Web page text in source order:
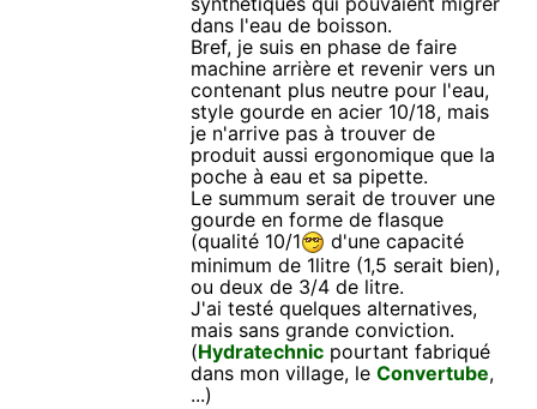
dans l'eau de boisson.
Bref, je suis en phase de faire
machine arrière et revenir vers un
contenant plus neutre pour l'eau,
style gourde en acier 10/18, mais
je n'arrive pas à trouver de
produit aussi ergonomique que la
poche à eau et sa pipette.
Le summum serait de trouver une
gourde en forme de flasque
(qualité 10/1
d'une capacité
minimum de 1litre (1,5 serait bien),
ou deux de 3/4 de litre.
J'ai testé quelques alternatives,
mais sans grande conviction.
(Hydratechnic pourtant fabriqué
dans mon village, leConvertube,
...)